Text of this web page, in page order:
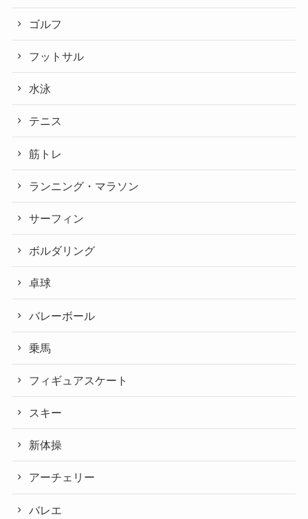
ゴルフ
フットサル
水泳
テニス
筋トレ
ランニング・マラソン
サーフィン
ボルダリング
卓球
バレーボール
乗馬
フィギュアスケート
スキー
新体操
アーチェリー
バレエ